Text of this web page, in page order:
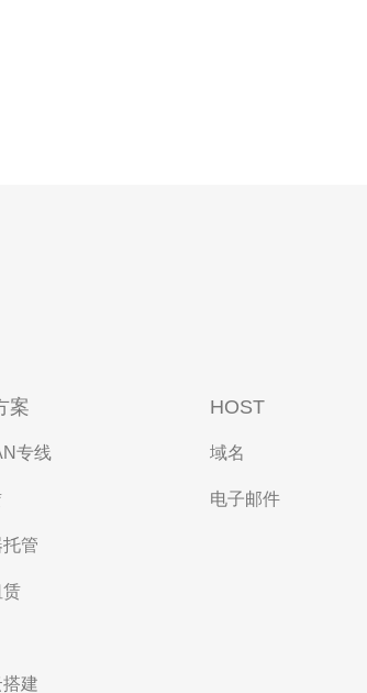
案
专线
托管
赁
建
HOST
域名
电子邮件